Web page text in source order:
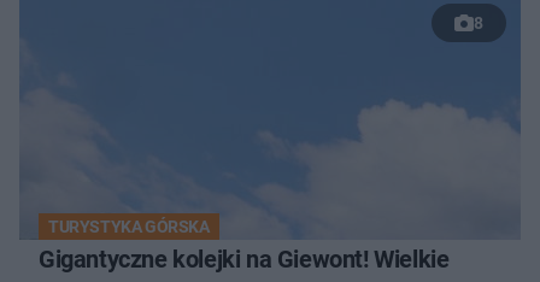
8
TURYSTYKA GÓRSKA
Gigantyczne kolejki na Giewont! Wielkie